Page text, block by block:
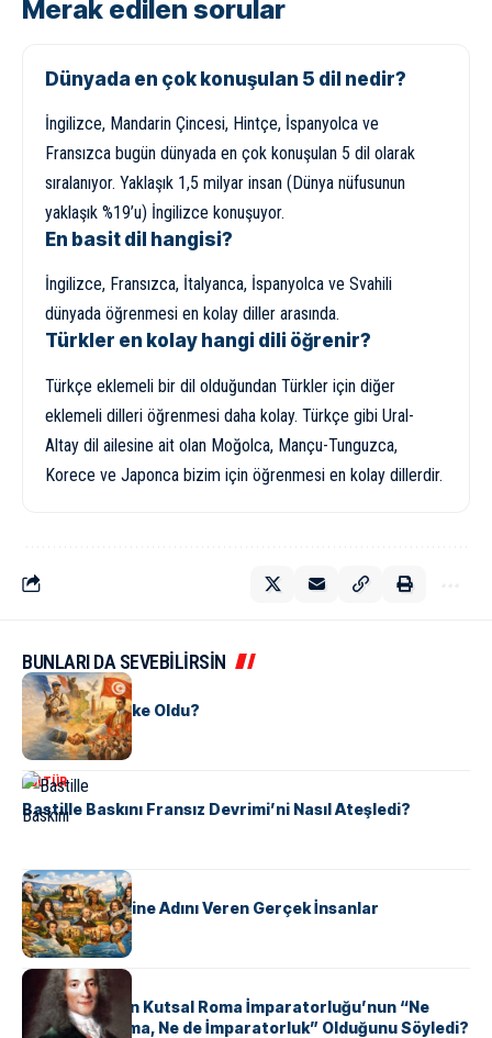
Merak edilen sorular
Dünyada en çok konuşulan 5 dil nedir?
İngilizce, Mandarin Çincesi, Hintçe, İspanyolca ve
Fransızca bugün dünyada en çok konuşulan 5 dil olarak
sıralanıyor. Yaklaşık 1,5 milyar insan (Dünya nüfusunun
yaklaşık %19’u) İngilizce konuşuyor.
En basit dil hangisi?
İngilizce, Fransızca, İtalyanca, İspanyolca ve Svahili
dünyada öğrenmesi en kolay diller arasında.
Türkler en kolay hangi dili öğrenir?
Türkçe eklemeli bir dil olduğundan Türkler için diğer
eklemeli dilleri öğrenmesi daha kolay. Türkçe gibi Ural-
Altay dil ailesine ait olan Moğolca, Mançu-Tunguzca,
Korece ve Japonca bizim için öğrenmesi en kolay dillerdir.
BUNLARI DA SEVEBİLİRSİN
KÜLTÜR
Tunus Nasıl Ülke Oldu?
KÜLTÜR
Bastille Baskını Fransız Devrimi’ni Nasıl Ateşledi?
KÜLTÜR
ABD Eyaletlerine Adını Veren Gerçek İnsanlar
KÜLTÜR
Voltaire Neden Kutsal Roma İmparatorluğu’nun “Ne
Kutsal, Ne Roma, Ne de İmparatorluk” Olduğunu Söyledi?